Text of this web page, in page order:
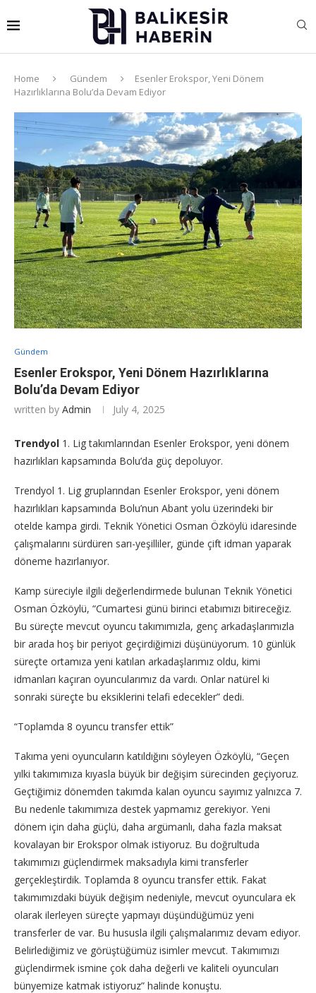
Home Gündem
Esenler Erokspor, Yeni Dönem
Hazırlıklarına Bolu’da Devam Ediyor
Gündem
Esenler Erokspor, Yeni Dönem Hazırlıklarına
Bolu’da Devam Ediyor
written by Admin July 4, 2025
Trendyol 1. Lig takımlarından Esenler Erokspor, yeni dönem
hazırlıkları kapsamında Bolu’da güç depoluyor.
Trendyol 1. Lig gruplarından Esenler Erokspor, yeni dönem
hazırlıkları kapsamında Bolu’nun Abant yolu üzerindeki bir
otelde kampa girdi. Teknik Yönetici Osman Özköylü idaresinde
çalışmalarını sürdüren sarı-yeşilliler, günde çift idman yaparak
döneme hazırlanıyor.
Kamp süreciyle ilgili değerlendirmede bulunan Teknik Yönetici
Osman Özköylü, “Cumartesi günü birinci etabımızı bitireceğiz.
Bu süreçte mevcut oyuncu takımımızla, genç arkadaşlarımızla
bir arada hoş bir periyot geçirdiğimizi düşünüyorum. 10 günlük
süreçte ortamıza yeni katılan arkadaşlarımız oldu, kimi
idmanları kaçıran oyuncularımız da vardı. Onlar natürel ki
sonraki süreçte bu eksiklerini telafi edecekler” dedi.
“Toplamda 8 oyuncu transfer ettik”
Takıma yeni oyuncuların katıldığını söyleyen Özköylü, “Geçen
yılki takımımıza kıyasla büyük bir değişim sürecinden geçiyoruz.
Geçtiğimiz dönemden takımda kalan oyuncu sayımız yalnızca 7.
Bu nedenle takımımıza destek yapmamız gerekiyor. Yeni
dönem için daha güçlü, daha argümanlı, daha fazla maksat
kovalayan bir Erokspor olmak istiyoruz. Bu doğrultuda
takımımızı güçlendirmek maksadıyla kimi transferler
gerçekleştirdik. Toplamda 8 oyuncu transfer ettik. Fakat
takımımızdaki büyük değişim nedeniyle, mevcut oyunculara ek
olarak ilerleyen süreçte yapmayı düşündüğümüz yeni
transferler de var. Bu hususla ilgili çalışmalarımız devam ediyor.
Belirlediğimiz ve görüştüğümüz isimler mevcut. Takımımızı
güçlendirmek ismine çok daha değerli ve kaliteli oyuncuları
bünyemize katmak istiyoruz” halinde konuştu.